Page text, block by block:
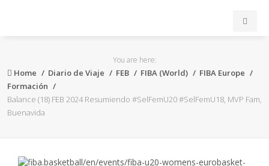
ACB
EuroLeague
You are here:
Home Diario de Viaje FEB FIBA (World)
FIBA Europe
Formación
Balance (18) FEB 2024 Resumiendo #SelFemU20 #SelFemU18, MVP Fam,
Buenavida